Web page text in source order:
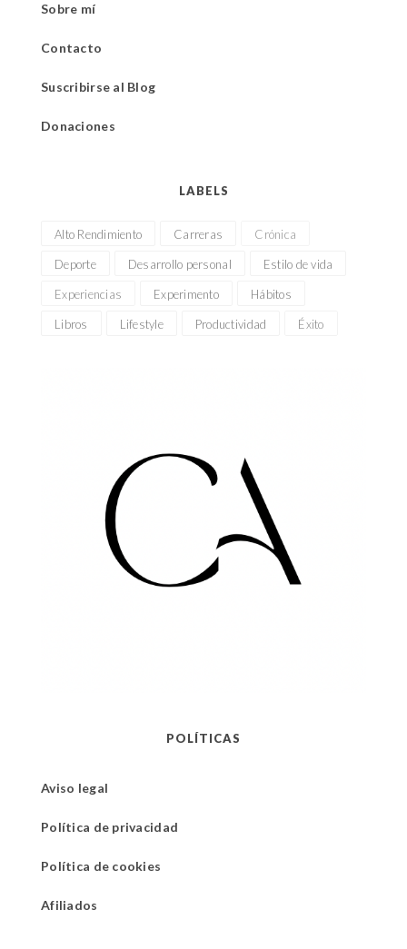
Sobre mí
Contacto
Suscribirse al Blog
Donaciones
LABELS
Alto Rendimiento Carreras Crónica
Deporte Desarrollo personal Estilo de vida
Experiencias Experimento Hábitos
Libros Lifestyle Productividad Éxito
POLÍTICAS
Aviso legal
Política de privacidad
Política de cookies
Afiliados